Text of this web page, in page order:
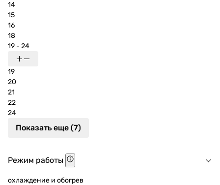
14
15
16
18
19 - 24
19
20
21
22
24
Показать еще (7)
Режим работы
охлаждение и обогрев